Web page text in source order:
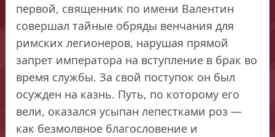
первой, священник по имени Валентин
совершал тайные обряды венчания для
римских легионеров, нарушая прямой
запрет императора на вступление в брак во
время службы. За свой поступок он был
осужден на казнь. Путь, по которому его
вели, оказался усыпан лепестками роз —
как безмолвное благословение и